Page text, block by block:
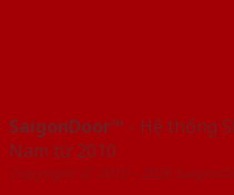
SaigonDoor™ - Hệ thống
Nam từ 2010
Copyright ⓒ 2010 – 2026